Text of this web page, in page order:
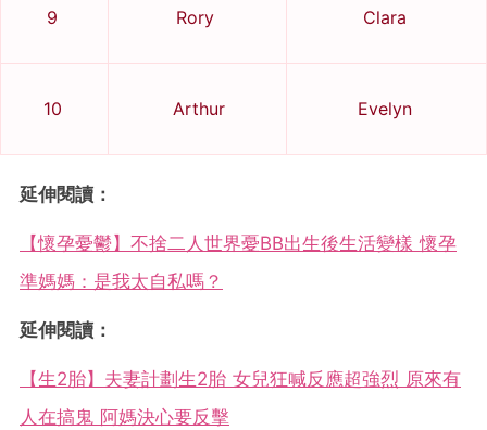
9 Rory Clara
10 Arthur Evelyn
延伸閱讀：
【懷孕憂鬱】不捨二人世界憂BB出生後生活變樣 懷孕
準媽媽：是我太自私嗎？
延伸閱讀：
【生2胎】夫妻計劃生2胎 女兒狂喊反應超強烈 原來有
人在搞鬼 阿媽決心要反擊